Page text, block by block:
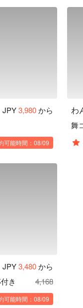
の食器は栃木県益子
タンパクには血中の
JPY3,980から
可能時間：08/09
わ
舞
JPY3,480から
き
4,168
可能時間：08/09